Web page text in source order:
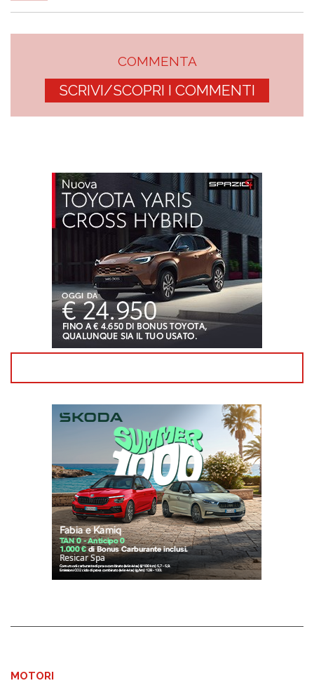
COMMENTA
SCRIVI/SCOPRI I COMMENTI
MOTORI